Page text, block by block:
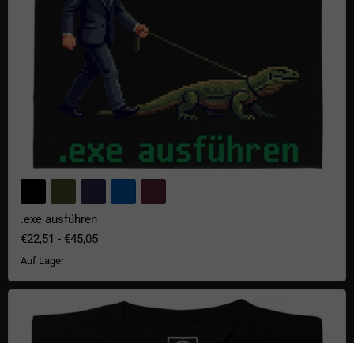
.exe ausführen
€22,51 - €45,05
Auf Lager